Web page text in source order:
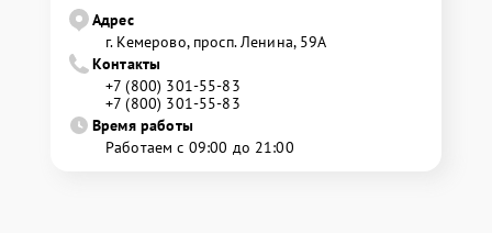
Адрес
г. Кемерово, просп. Ленина, 59А
Контакты
+7 (800) 301-55-83
+7 (800) 301-55-83
Время работы
Работаем с 09:00 до 21:00